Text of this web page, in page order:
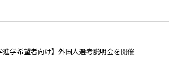
進学希望者向け】外国人選考説明会を開催